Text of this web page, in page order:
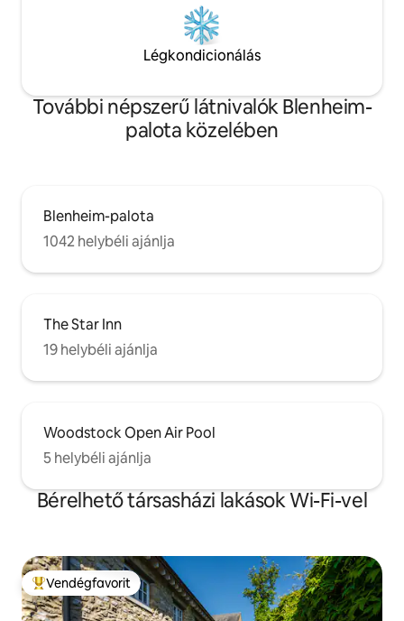
Légkondicionálás
További népszerű látnivalók Blenheim-
palota közelében
Blenheim-palota
1042 helybéli ajánlja
The Star Inn
19 helybéli ajánlja
Woodstock Open Air Pool
5 helybéli ajánlja
Bérelhető társasházi lakások Wi-Fi-vel
Kiemelt vendégfavorit
Vendégfavorit